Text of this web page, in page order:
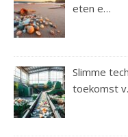
eten e…
Slimme
toekomst